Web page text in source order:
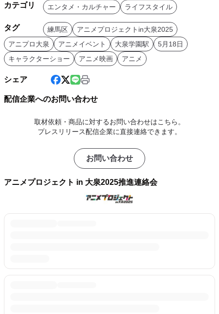
カテゴリ エンタメ・カルチャー ライフスタイル
タグ 練馬区
アニメプロジェクトin大泉2025
アニプロ大泉
アニメイベント 大泉学園駅
5月18日
キャラクターショー
アニメ映画 アニメ
シェア
配信企業へのお問い合わせ
取材依頼・商品に対するお問い合わせはこちら。
プレスリリース配信企業に直接連絡できます。
お問い合わせ
アニメプロジェクト in 大泉2025推進連絡会